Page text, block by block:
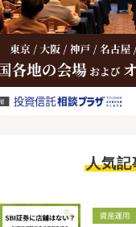
人気記